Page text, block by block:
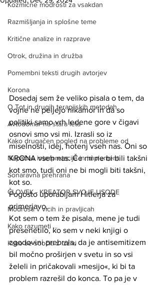
Kozmične modrosti za vsakdan
Razmišljanja in splošne teme
Kritične analize in razprave
Otrok, družina in družba
Pomembni teksti drugih avtorjev
Korona
O Tot in drugih terapjiskih metodah
Avtodomar na stara leta
Kako drugačen pogled na probleme od
Napačne interpretacije in implement
Sonaravna prehrana
ČLOVEK - KREATOR SVOJE USODE
Modrosti v vicih in pravljicah
Kako razumeti ...
Kako se soočiti z izzivi
Dosedaj sem že veliko pisala o tem, da
vojne ne peljejo nikamor in da so
politiki samo vrh ledene gore v čigavi
osnovi smo vsi mi. Izrasli so iz
miselnosti, idej, hotenj vseh nas. Oni so
KRONA vseh nas. Če mi ne bi bili takšni
kot smo, tudi oni ne bi mogli biti takšni,
kot so.
Pogosto uporabljam Hitlerja za
primerjavo.
Kot sem o tem že pisala, mene je tudi
presenetilo, ko sem v neki knjigi o
zgodovini prebrala, da je antisemitizem
bil močno proširjen v svetu in so vsi
želeli in pričakovali »mesijo«, ki bi ta
problem razrešil do konca. To pa je v